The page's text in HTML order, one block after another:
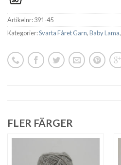
Artikelnr:391-45
Kategorier:Svarta Fåret Garn,Baby Lama,
FLER FÄRGER